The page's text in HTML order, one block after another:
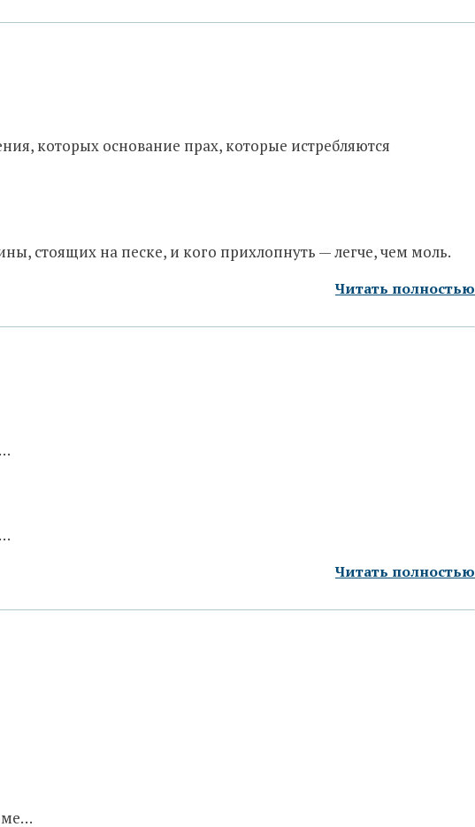
которых основание прах, которые истребляются
стоящих на песке, и кого прихлопнуть — легче, чем моль.
Читать полностью
Читать полностью